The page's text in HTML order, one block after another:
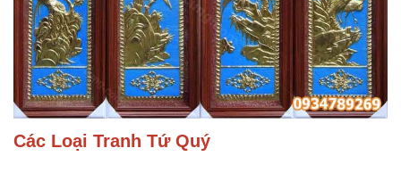
Các Loại Tranh Tứ Quý